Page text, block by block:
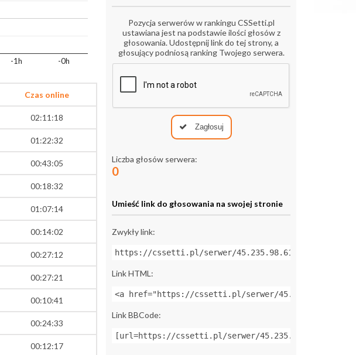
-1h -0h
Czas online
02:11:18
01:22:32
00:43:05
00:18:32
01:07:14
00:14:02
00:27:12
00:27:21
00:10:41
00:24:33
00:12:17
Pozycja serwerów w rankingu CSSetti.pl
ustawiana jest na podstawie ilości głosów z
głosowania. Udostępnij link do tej strony, a
głosujący podniosą ranking Twojego serwera.
Zagłosuj
Liczba głosów serwera:
0
Umieść link do głosowania na swojej stronie
Zwykły link:
https://cssetti.pl/serwer/45.235.98.61:27019
Link HTML:
<a href="https://cssetti.pl/serwer/
Link BBCode:
[url=https://cssetti.pl/serwer/